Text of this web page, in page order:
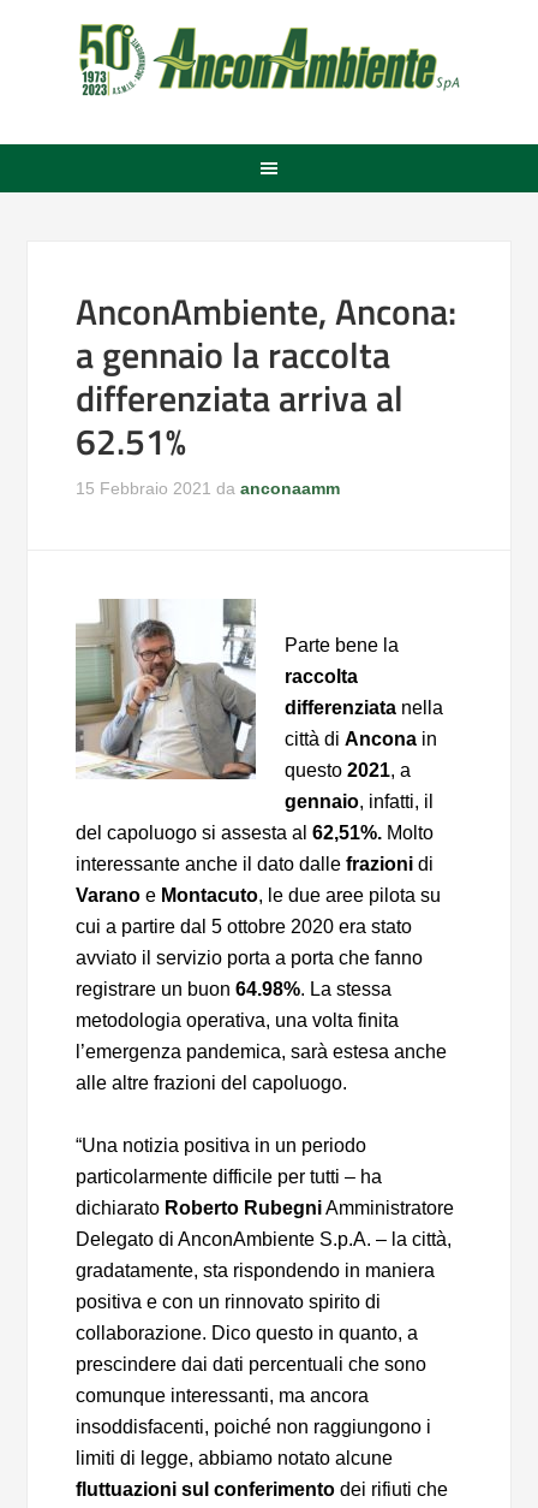
AnconAmbiente, Ancona:
a gennaio la raccolta
differenziata arriva al
62.51%
15 Febbraio 2021 daanconaamm
Parte bene la
raccolta
differenziata nella
città diAncona in
questo2021, a
gennaio, infatti, il
del capoluogo si assesta al62,51%. Molto
interessante anche il dato dallefrazioni di
Varano e Montacuto, le due aree pilota su
cui a partire dal 5 ottobre 2020 era stato
avviato il servizio porta a porta che fanno
registrare un buon64.98%. La stessa
metodologia operativa, una volta finita
l’emergenza pandemica, sarà estesa anche
alle altre frazioni del capoluogo.
“Una notizia positiva in un periodo
particolarmente difficile per tutti – ha
dichiarato Roberto RubegniAmministratore
Delegato di AnconAmbiente S.p.A. – la città,
gradatamente, sta rispondendo in maniera
positiva e con un rinnovato spirito di
collaborazione. Dico questo in quanto, a
prescindere dai dati percentuali che sono
comunque interessanti, ma ancora
insoddisfacenti, poiché non raggiungono i
limiti di legge, abbiamo notato alcune
fluttuazioni sul conferimento dei rifiuti che